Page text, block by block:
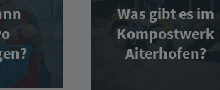
Was gibt es im
Kompostwerk
Aiterhofen?